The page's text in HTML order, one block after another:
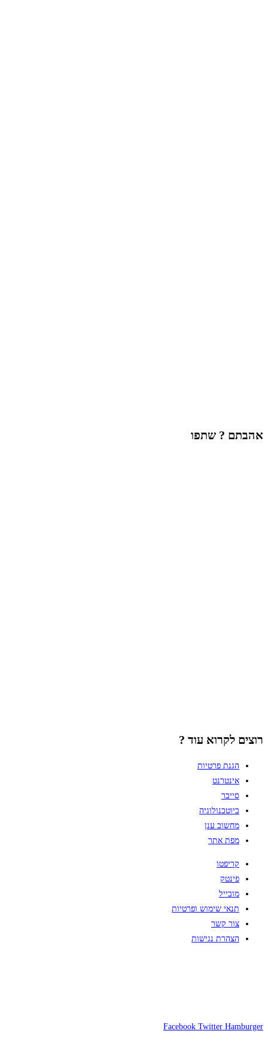
אהבתם ? שתפו
רוצים לקרוא עוד ?
הגנת פרטיות
אינטרנט
סייבר
ביוטכנולוגיה
מחשוב ענן
מפת אתר
קריפטו
פינטק
מובייל
תנאי שימוש ופרטיות
צור קשר
הצהרת נגישות
Facebook Twitter Hamburger